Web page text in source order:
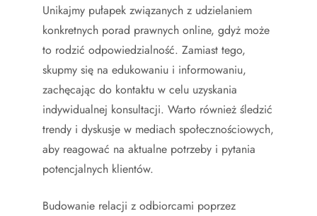
Unikajmy pułapek związanych z udzielaniem
konkretnych porad prawnych online, gdyż może
to rodzić odpowiedzialność. Zamiast tego,
skupmy się na edukowaniu i informowaniu,
zachęcając do kontaktu w celu uzyskania
indywidualnej konsultacji. Warto również śledzić
trendy i dyskusje w mediach społecznościowych,
aby reagować na aktualne potrzeby i pytania
potencjalnych klientów.
Budowanie relacji z odbiorcami poprzez